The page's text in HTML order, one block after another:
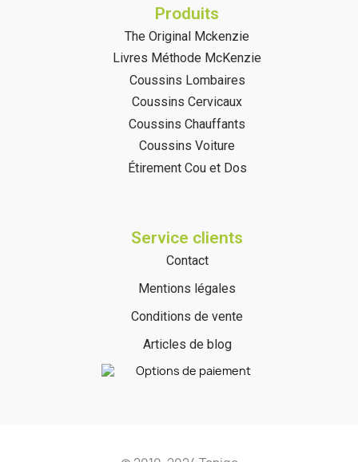
Produits
The Original Mckenzie
Livres Méthode McKenzie
Coussins Lombaires
Coussins Cervicaux
Coussins Chauffants
Coussins Voiture
Étirement Cou et Dos
Service clients
Contact
Mentions légales
Conditions de vente
Articles de blog